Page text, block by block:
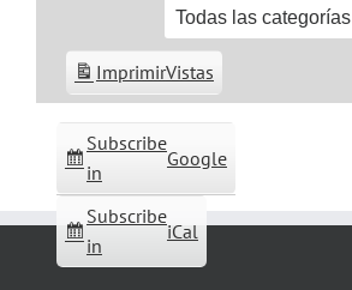
Todas las categorías
Subscribe
in
Google
Subscribe
in
iCal
ImprimirVistas